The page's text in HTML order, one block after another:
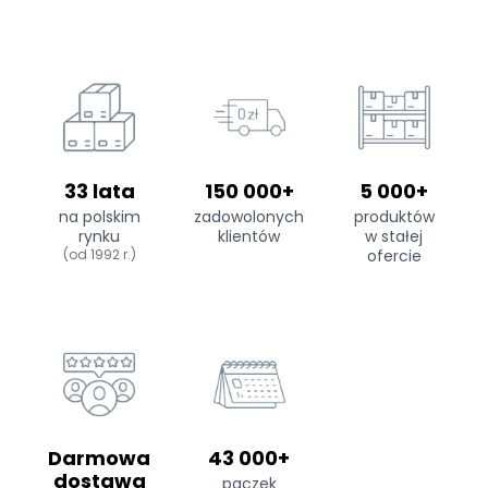
33 lata
na polskim
rynku
(od 1992 r.)
150 000+
zadowolonych
klientów
5 000+
produktów
w stałej
ofercie
Darmowa
dostawa
43 000+